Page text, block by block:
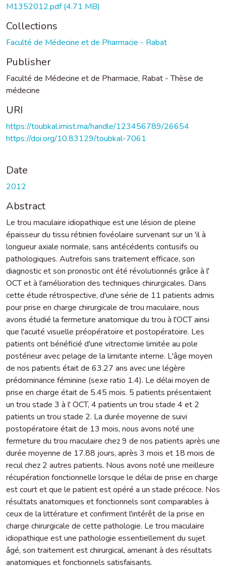
M1352012.pdf(4.71 MB)
Collections
Faculté de Médecine et de Pharmacie - Rabat
Publisher
Faculté de Médecine et de Pharmacie, Rabat - Thèse de
médecine
URI
https://toubkal.imist.ma/handle/123456789/26654
https://doi.org/10.83129/toubkal-7061
Date
2012
Abstract
Le trou maculaire idiopathique est une lésion de pleine
épaisseur du tissu rétinien fovéolaire survenant sur un 'il à
longueur axiale normale, sans antécédents contusifs ou
pathologiques. Autrefois sans traitement efficace, son
diagnostic et son pronostic ont été révolutionnés grâce à l'
OCT et à l'amélioration des techniques chirurgicales. Dans
cette étude rétrospective, d'une série de 11 patients admis
pour prise en charge chirurgicale de trou maculaire, nous
avons étudié la fermeture anatomique du trou à l'OCT ainsi
que l'acuité visuelle préopératoire et postopératoire. Les
patients ont bénéficié d'une vitrectomie limitée au pole
postérieur avec pelage de la limitante interne. L'âge moyen
de nos patients était de 63.27 ans avec une légère
prédominance féminine (sexe ratio 1.4). Le délai moyen de
prise en charge était de 5.45 mois. 5 patients présentaient
un trou stade 3 à l' OCT, 4 patients un trou stade 4 et 2
patients un trou stade 2. La durée moyenne de suivi
postopératoire était de 13 mois, nous avons noté une
fermeture du trou maculaire chez 9 de nos patients après une
durée moyenne de 17.88 jours, après 3 mois et 18 mois de
recul chez 2 autres patients. Nous avons noté une meilleure
récupération fonctionnelle lorsque le délai de prise en charge
est court et que le patient est opéré a un stade précoce. Nos
résultats anatomiques et fonctionnels sont comparables à
ceux de la littérature et confirment l'intérêt de la prise en
charge chirurgicale de cette pathologie. Le trou maculaire
idiopathique est une pathologie essentiellement du sujet
âgé, son traitement est chirurgical, amenant à des résultats
anatomiques et fonctionnels satisfaisants.